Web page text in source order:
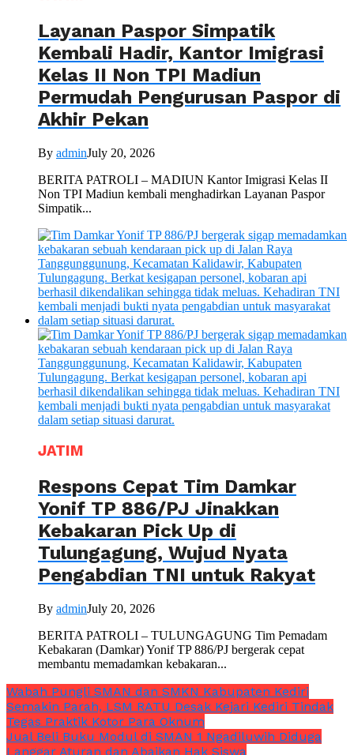
Layanan Paspor Simpatik
Kembali Hadir, Kantor Imigrasi
Kelas II Non TPI Madiun
Permudah Pengurusan Paspor di
Akhir Pekan
By adminJuly 20, 2026
BERITA PATROLI – MADIUN Kantor Imigrasi Kelas II
Non TPI Madiun kembali menghadirkan Layanan Paspor
Simpatik...
JATIM
Respons Cepat Tim Damkar
Yonif TP 886/PJ Jinakkan
Kebakaran Pick Up di
Tulungagung, Wujud Nyata
Pengabdian TNI untuk Rakyat
By adminJuly 20, 2026
BERITA PATROLI – TULUNGAGUNG Tim Pemadam
Kebakaran (Damkar) Yonif TP 886/PJ bergerak cepat
membantu memadamkan kebakaran...
Wabah Pungli SMAN dan SMKN Kabupaten Kediri
Semakin Parah, LSM RATU Desak Kejari Kediri Tindak
Tegas Praktik Kotor Para Oknum
Jual Beli Buku Modul di SMAN 1 Ngadiluwih Diduga
Langgar Aturan dan Abaikan Hak Siswa